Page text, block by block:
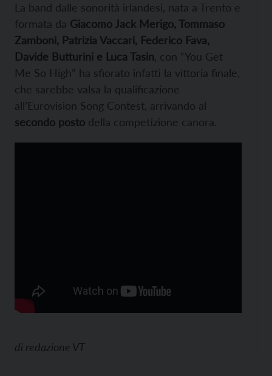
La band dalle sonorità irlandesi, nata a Trento e
formata da Giacomo Jack Merigo, Tommaso
Zamboni, Patrizia Vaccari, Federico Fava,
Davide Butturini e Luca Tasin , con “You Get
Me So High” ha sfiorato infatti la vittoria finale,
che sarebbe valsa la qualificazione
all’Eurovision Song Contest, arrivando al
secondo posto della competizione canora.
di redazione VT